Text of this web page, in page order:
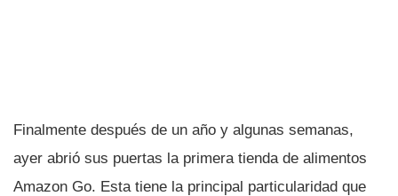
Finalmente después de un año y algunas semanas,
ayer abrió sus puertas la primera tienda de alimentos
Amazon Go. Esta tiene la principal particularidad que